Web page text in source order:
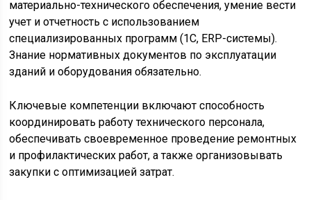
материально-технического обеспечения, умение вести
учет и отчетность с использованием
специализированных программ (1С, ERP-системы).
Знание нормативных документов по эксплуатации
зданий и оборудования обязательно.
Ключевые компетенции включают способность
координировать работу технического персонала,
обеспечивать своевременное проведение ремонтных
и профилактических работ, а также организовывать
закупки с оптимизацией затрат.